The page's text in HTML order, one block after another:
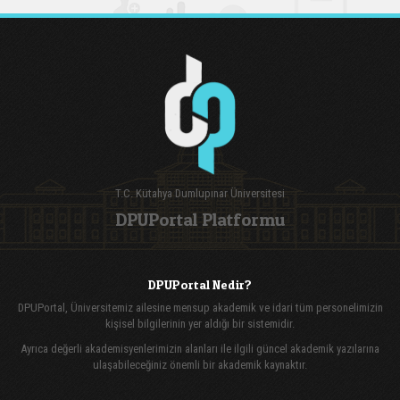
T.C. Kütahya Dumlupınar Üniversitesi
DPUPortal Platformu
DPUPortal Nedir?
DPUPortal, Üniversitemiz ailesine mensup akademik ve idari tüm personelimizin
kişisel bilgilerinin yer aldığı bir sistemidir.
Ayrıca değerli akademisyenlerimizin alanları ile ilgili güncel akademik yazılarına
ulaşabileceğiniz önemli bir akademik kaynaktır.